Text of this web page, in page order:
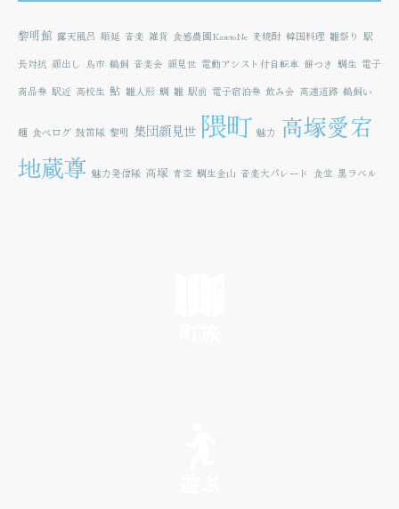
黎明館 露天風呂 順延 音楽 雑貨 食感農園KazetoNe 麦焼酎 韓国料理 雛祭り 駅
長対抗 顔出し 鳥市 鵜飼 音楽会 顔見世 電動アシスト付自転車 餅つき 鯛生 電子
商品券 駅近 高校生 鮎 雛人形 鯛 雛 駅前 電子宿泊券 飲み会 高速道路 鵜飼い
麺 食べログ 鼓笛隊 黎明 集団顔見世 隈町 魅力 高塚愛宕
地蔵尊 魅力発信隊 高塚 青空 鯛生金山 音楽大パレード 食堂 黒ラベル